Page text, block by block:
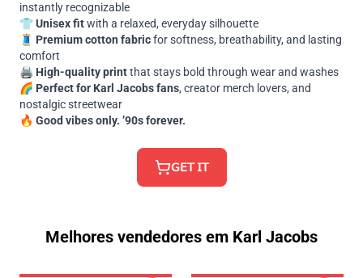
instantly recognizable
👕Unisex fitwith a relaxed, everyday silhouette
🧵 Premium cotton fabricfor softness, breathability, and lasting
comfort
🖨️ High-quality printthat stays bold through wear and washes
🌈 Perfect for Karl Jacobs fans, creator merch lovers, and
nostalgic streetwear
🔥 Good vibes only. ’90s forever.
𝖦𝖤𝖳 𝖨𝖳
Melhores vendedores em Karl Jacobs